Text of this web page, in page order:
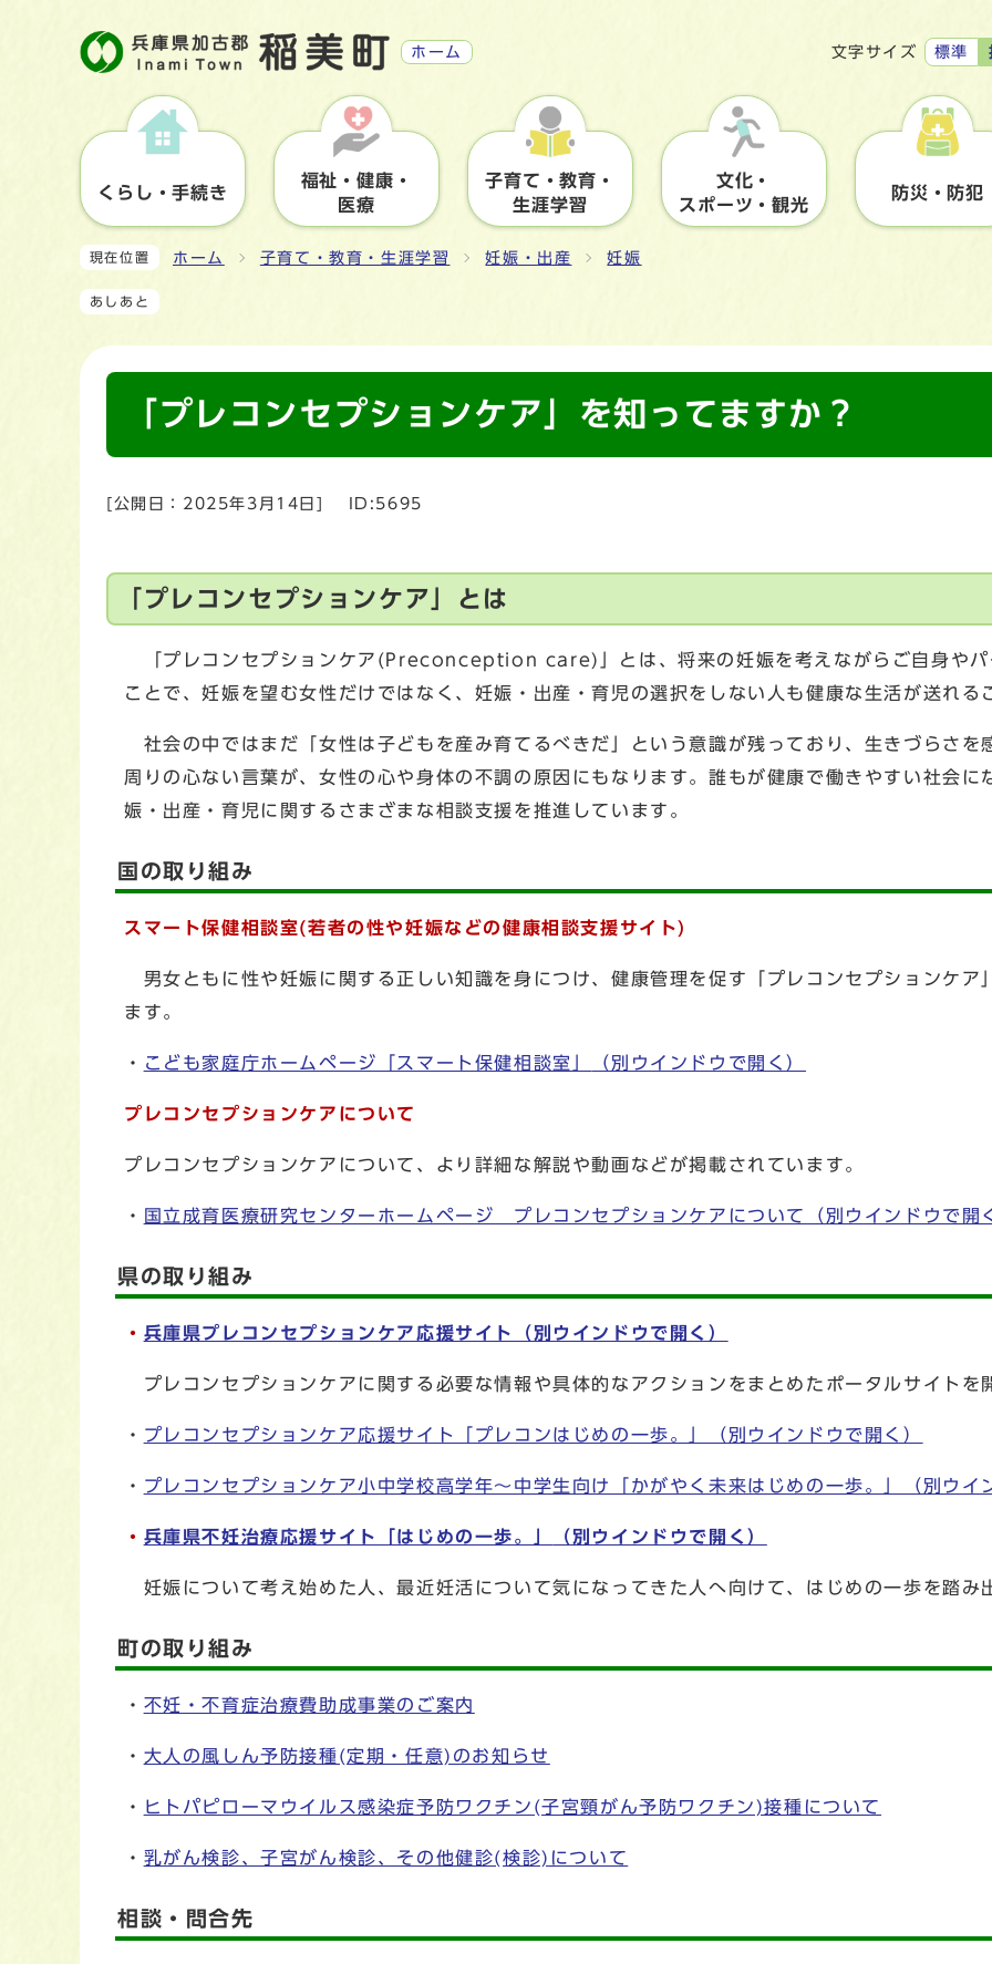
ホーム 文字サイズ 標準
くらし・手続き
福祉・健康・
医療
子育て・教育・
生涯学習
文化・
スポーツ・観光
防災・防犯
現在位置 ホーム 子育て・教育・生涯学習 妊娠・出産 妊娠
あしあと
「プレコンセプションケア」を知ってますか？
[公開日： 2025年3月14日 ID:5695
「プレコンセプションケア」とは
「プレコンセプションケア(Preconception care)」とは、将来の妊娠を考えながらご自身やパ
ことで、妊娠を望む女性だけではなく、妊娠・出産・育児の選択をしない人も健康な生活が送れる
社会の中ではまだ「女性は子どもを産み育てるべきだ」という意識が残っており、生きづらさを
周りの心ない言葉が、女性の心や身体の不調の原因にもなります。誰もが健康で働きやすい社会
娠・出産・育児に関するさまざまな相談支援を推進しています。
国の取り組み
スマート保健相談室(若者の性や妊娠などの健康相談支援サイト)
男女ともに性や妊娠に関する正しい知識を身につけ、健康管理を促す「プレコンセプションケア
ます。
・ こども家庭庁ホームページ「スマート保健相談室」 （別ウインドウで開く）
プレコンセプションケアについて
プレコンセプションケアについて、より詳細な解説や動画などが掲載されています。
・ 国立成育医療研究センターホームページ プレコンセプションケアについて （別ウインドウで開
県の取り組み
・ 兵庫県プレコンセプションケア応援サイト （別ウインドウで開く）
プレコンセプションケアに関する必要な情報や具体的なアクションをまとめたポータルサイトを
・ プレコンセプションケア応援サイト「プレコンはじめの一歩。」 （別ウインドウで開く）
・ プレコンセプションケア小中学校高学年～中学生向け「かがやく未来はじめの一歩。」 （別ウイ
・ 兵庫県不妊治療応援サイト「はじめの一歩。」 （別ウインドウで開く）
妊娠について考え始めた人、最近妊活について気になってきた人へ向けて、はじめの一歩を踏み
町の取り組み
・ 不妊・不育症治療費助成事業のご案内
・ 大人の風しん予防接種(定期・任意)のお知らせ
・ ヒトパピローマウイルス感染症予防ワクチン(子宮頸がん予防ワクチン)接種について
・ 乳がん検診、子宮がん検診、その他健診(検診)について
相談・問合先